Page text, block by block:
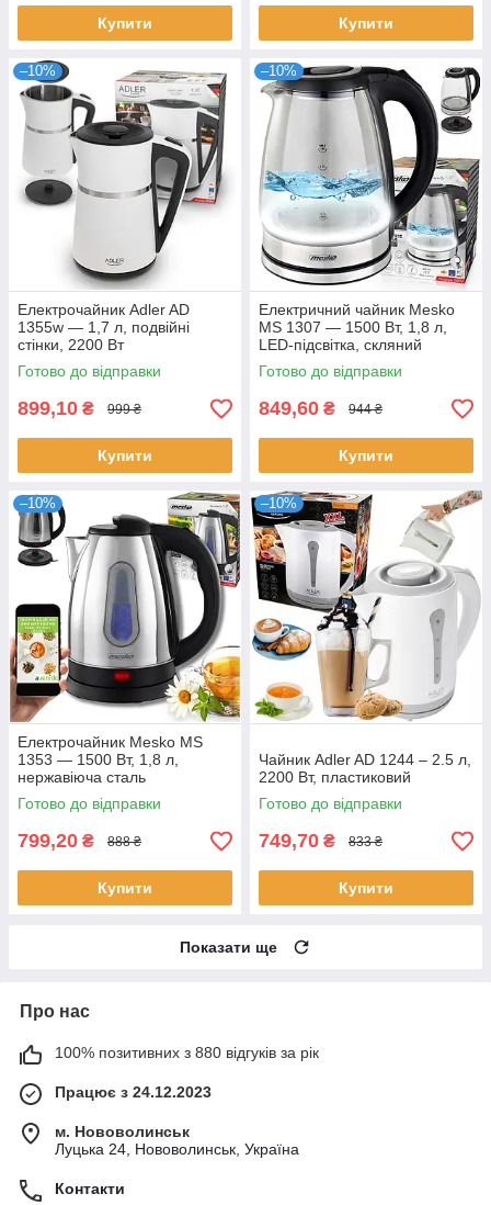
Купити Купити
–10%
Електрочайник Adler AD
1355w — 1,7 л, подвійні
стінки, 2200 Вт
Готово до відправки
899,10 ₴ 999 ₴
Купити
–10%
Електричний чайник Mesko
MS 1307 — 1500 Вт, 1,8 л,
LED-підсвітка, скляний
Готово до відправки
849,60 ₴ 944 ₴
Купити
–10%
Електрочайник Mesko MS
1353 — 1500 Вт, 1,8 л,
нержавіюча сталь
Готово до відправки
799,20 ₴ 888 ₴
Купити
–10%
Чайник Adler AD 1244 – 2.5 л,
2200 Вт, пластиковий
Готово до відправки
749,70 ₴ 833 ₴
Купити
Показати ще
Про нас
100% позитивних з 880 відгуків за рік
Працює з 24.12.2023
м. Нововолинськ
Луцька 24, Нововолинськ, Україна
Контакти